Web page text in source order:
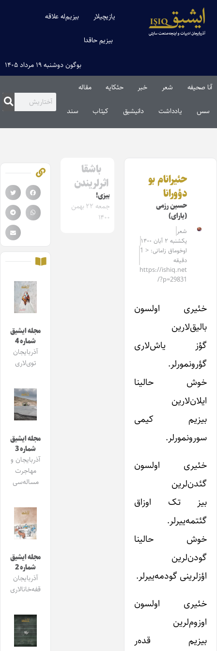
یازیچیلار بیزیم‌له علاقه
بیزیم حاقدا
بوگون دوشنبه ۱۹ مرداد ۱۴۰۵
آنا صحیفه شعر خبر حئکایه مقاله‌
سس یادداشت دانیشیق کیتاب سند
حئیرانام بو
دؤورانا
حسین رزمی
(یارای)
شعر
یکشنبه ۲ آبان ۱۴۰۰
اوخوماق زامانی: < 1
دقیقه
https://ishiq.net
/?p=29831
خئیری اولسون
بالیق‌لارین
گؤز یاش‌لاری
گؤرونمورلر.
خوش حالینا
ایلان‌لارین
بیزیم کیمی
سورونمورلر.
خئیری اولسون
گئدن‌لرین
بیز تک اوزاق
گئتمه‌ییرلر.
خوش حالینا
گودن‌لرین
اؤزلرینی گودمه‌ییرلر.
خئیری اولسون
اوزوم‌لرین
بیزیم قده‌ر
باشقا
اثرلریندن
بیزی!
جمعه ۲۲ بهمن
۱۴۰۰
مجله ایشیق
شماره 4
آذربایجان
توی‌لاری
مجله ایشیق
شماره 3
آذربایجان و
مهاجرت
مساله‌سی
مجله ایشیق
شماره 2
آذربایجان
قفه‌خانالاری